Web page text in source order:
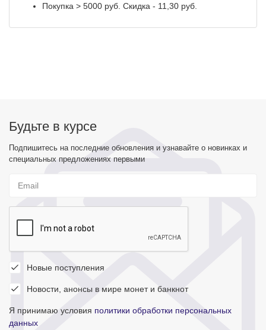
Покупка > 5000 руб. Скидка - 11,30 руб.
Будьте в курсе
Подпишитесь на последние обновления и узнавайте о новинках и
специальных предложениях первыми
Новые поступления
Новости, анонсы в мире монет и банкнот
Я принимаю условия политики обработки персональных
данных